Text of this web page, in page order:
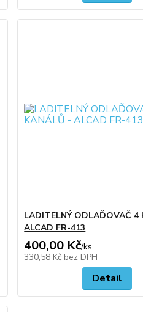
LADITELNÝ ODLAĎOVAČ 4
ALCAD FR-413
400,00 Kč/ks
330,58 Kč bez DPH
Detail